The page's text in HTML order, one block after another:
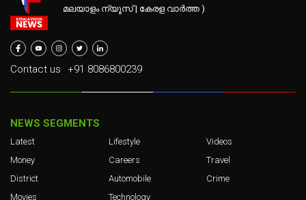
മലയാളം ന്യൂസ് | കേരള വാർത്ത )
Contact us +91 8086800239
NEWS SEGMENTS
Latest
Money
District
Movies
Lifestyle
Careers
Automobile
Technology
Videos
Travel
Crime